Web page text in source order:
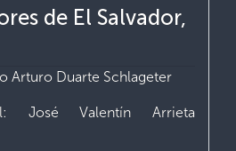
de El Salvador,
Arturo Duarte Schlageter
José Valentín Arrieta